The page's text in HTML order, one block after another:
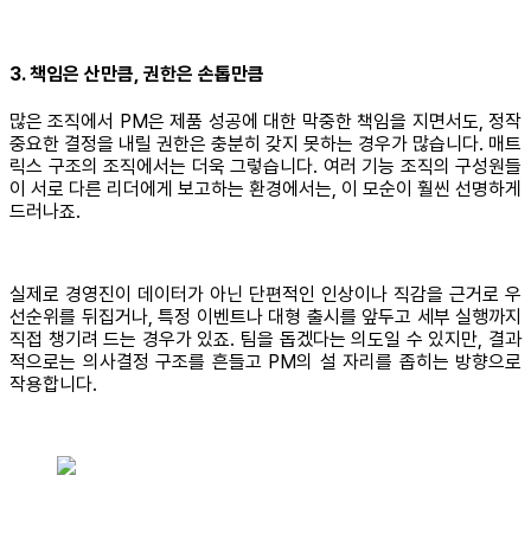
3. 책임은 산만큼, 권한은 손톱만큼
많은 조직에서 PM은 제품 성공에 대한 막중한 책임을 지면서도, 정작
중요한 결정을 내릴 권한은 충분히 갖지 못하는 경우가 많습니다. 매트
릭스 구조의 조직에서는 더욱 그렇습니다. 여러 기능 조직의 구성원들
이 서로 다른 리더에게 보고하는 환경에서는, 이 모순이 훨씬 선명하게
드러나죠.
실제로 경영진이 데이터가 아닌 단편적인 인상이나 직감을 근거로 우
선순위를 뒤집거나, 특정 이벤트나 대형 출시를 앞두고 세부 실행까지
직접 챙기려 드는 경우가 있죠. 팀을 돕겠다는 의도일 수 있지만, 결과
적으로는 의사결정 구조를 흔들고 PM의 설 자리를 좁히는 방향으로
작용합니다.